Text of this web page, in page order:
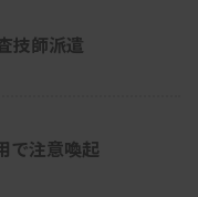
）耐性獲得に
EGCG）の阻止
技師派遣
で注意喚起